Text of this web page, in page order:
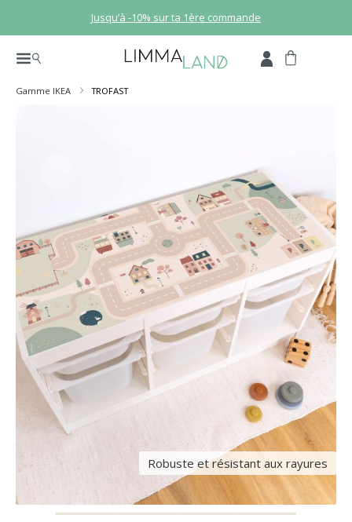
Passer au contenu principalJusqu’à -10% sur ta 1ère commande
Gamme IKEA TROFAST
Robuste et résistant aux rayures